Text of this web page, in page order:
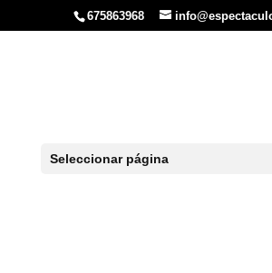
675863968
Seleccionar página